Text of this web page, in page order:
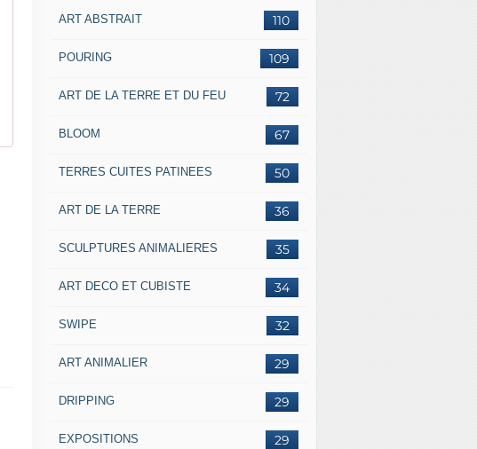
110
ART ABSTRAIT
109
POURING
72
ART DE LA TERRE ET DU FEU
67
BLOOM
50
TERRES CUITES PATINEES
36
ART DE LA TERRE
35
SCULPTURES ANIMALIERES
34
ART DECO ET CUBISTE
32
SWIPE
29
ART ANIMALIER
29
DRIPPING
29
EXPOSITIONS